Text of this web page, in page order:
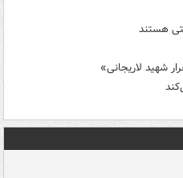
هستند
شهید لاریجانی»